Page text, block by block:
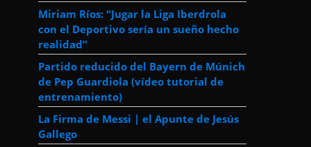
Miriam Ríos: “Jugar la Liga Iberdrola
con el Deportivo sería un sueño hecho
realidad”
Partido reducido del Bayern de Múnich
de Pep Guardiola (vídeo tutorial de
entrenamiento)
La Firma de Messi | el Apunte de Jesús
Gallego